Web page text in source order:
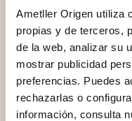
Ametller Origen utiliza
propias y de terceros,
de la web, analizar su
mostrar publicidad
preferencias. Puedes
rechazarlas o
información, consulta
ornamental, y no
cuando comenzó
aumentando su
Aunque los más
también
existen
marrones y